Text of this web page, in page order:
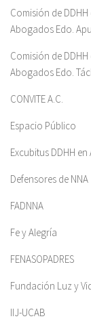
Comisión de
Abogados Edo.
Comisión de
Abogados Edo.
CONVITE A.C.
Espacio Público
Excubitus DDHH
Defensores de NNA
FADNNA
Fe y Alegría
FENASOPADRES
Fundación Luz y
IIJ-UCAB